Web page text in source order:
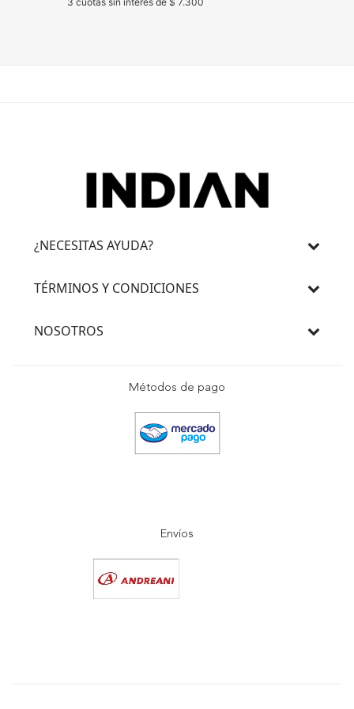
¿NECESITAS AYUDA?
TÉRMINOS Y CONDICIONES
NOSOTROS
Métodos de pago
Envíos